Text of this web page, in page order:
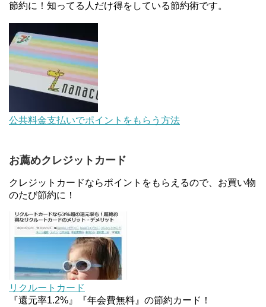
【解決】マリオットボンヴォイにログインできな
い、パスワード変更不可の原因はコレでした。
【対象者限定】楽天ペイで決済すると最大300ポイ
ントキャンペーン！～6/1
au Pay等に等価交換できる「えらべるギフト」がフ
ァミリマートとミニストップで登場！WAON1%還
JCBカードWでApple Pay追加時のナビダイヤル
0570を回避する方法
住信SBIネット銀行のデビットカードPoint＋で最大
2%還元！V NEOバンクデビットとどっちが良い？
条件などまとめ
マイナンバーカードの点字っている？デメリット3
節約に！知ってる人だけ得をしている節約術です。
公共料金支払いでポイントをもらう方法
お薦めクレジットカード
クレジットカードならポイントをもらえるので、お買い物
のたび節約に！
リクルートカード
『還元率1.2%』『年会費無料』の節約カード！